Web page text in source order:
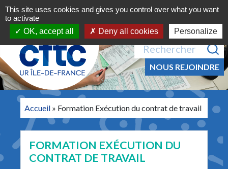
Aller au contenu
Navigation principale
MENU
Recherche pour :
NOUS REJOINDRE
Accueil » Formation Exécution du contrat de travail
FORMATION EXÉCUTION DU
CONTRAT DE TRAVAIL
This site uses cookies and gives you control over what you want
to activate
OK, accept all
Deny all cookies Personalize